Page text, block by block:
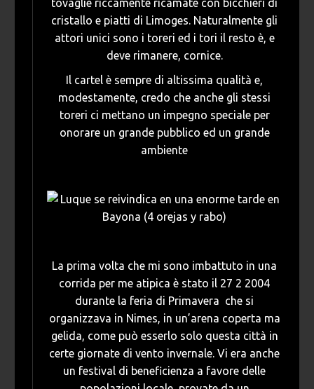
tovaglie riccamente ricamate con bicchieri di
cristallo e piatti di Limoges. Naturalmente gli
attori unici sono i toreri ed i tori il resto è, e
deve rimanere, cornice.
Il cartel è sempre di altissima qualità e,
modestamente, credo che anche gli stessi
toreri ci mettano un impegno speciale per
onorare un grande pubblico ed un grande
ambiente
La prima volta che mi sono imbattuto in una
corrida per me atipica è stato il 27 2 2004
durante la feria di Primavera che si
organizzava in Nimes, in un’arena coperta ma
gelida, come può esserlo solo questa città in
certe giornate di vento invernale. Vi era anche
un festival di beneficienza a favore delle